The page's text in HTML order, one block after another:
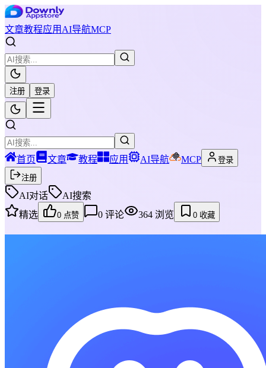
文章教程应用 AI导航MCP
注册 登录
首页 文章 教程 应用 AI导航 MCP
登录
注册
AI对话
AI搜索
精选
0 点赞 0 评论 364 浏览 0 收藏